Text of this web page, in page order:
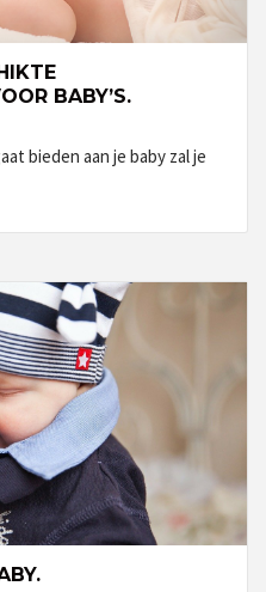
BABY’S.
bieden aan je baby zal je